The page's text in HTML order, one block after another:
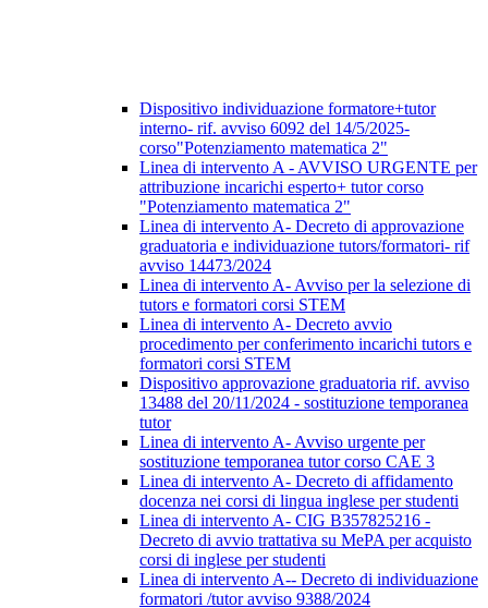
Dispositivo individuazione formatore+tutor
interno- rif. avviso 6092 del 14/5/2025-
corso"Potenziamento matematica 2"
Linea di intervento A - AVVISO URGENTE per
attribuzione incarichi esperto+ tutor corso
"Potenziamento matematica 2"
Linea di intervento A- Decreto di approvazione
graduatoria e individuazione tutors/formatori- rif
avviso 14473/2024
Linea di intervento A- Avviso per la selezione di
tutors e formatori corsi STEM
Linea di intervento A- Decreto avvio
procedimento per conferimento incarichi tutors e
formatori corsi STEM
Dispositivo approvazione graduatoria rif. avviso
13488 del 20/11/2024 - sostituzione temporanea
tutor
Linea di intervento A- Avviso urgente per
sostituzione temporanea tutor corso CAE 3
Linea di intervento A- Decreto di affidamento
docenza nei corsi di lingua inglese per studenti
Linea di intervento A- CIG B357825216 -
Decreto di avvio trattativa su MePA per acquisto
corsi di inglese per studenti
Linea di intervento A-- Decreto di individuazione
formatori /tutor avviso 9388/2024